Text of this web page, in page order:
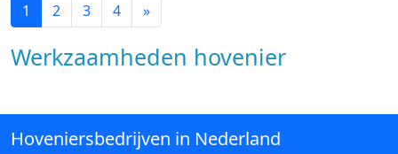
1 2 3 4 »
Werkzaamheden hovenier
Hoveniersbedrijven in Nederland